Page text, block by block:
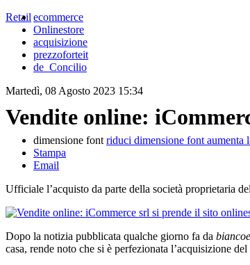
Retail ecommerce
Onlinestore
acquisizione
prezzoforteit
de_Concilio
Martedì, 08 Agosto 2023 15:34
Vendite online:
dimensione font riduci dimensione font aumenta
Stampa
Email
Ufficiale l’acquisto da parte della società proprietaria
Dopo la notizia pubblicata qualche giorno fa da
casa, rende noto che si è perfezionata l’acquisizione